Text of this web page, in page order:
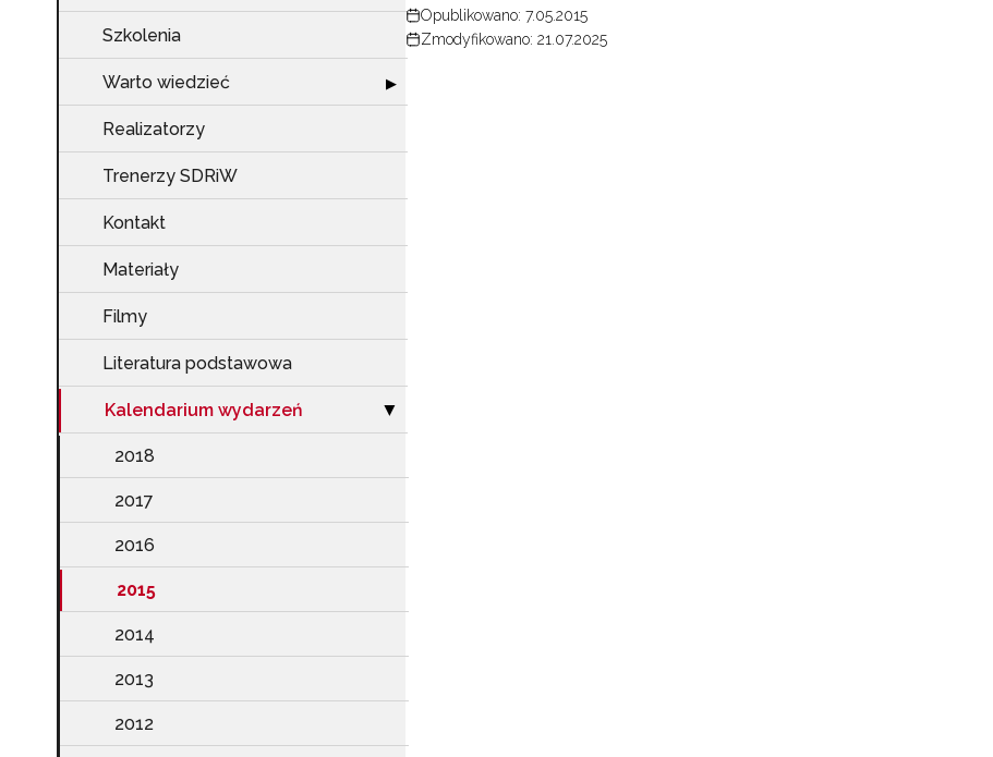
Szkolenia
Warto wiedzieć Rozwiń sekcję "Warto wiedzieć"
▶
Realizatorzy
Trenerzy SDRiW
Kontakt
Materiały
Filmy
Literatura podstawowa
Kalendarium wydarzeń Zwiń sekcję "Kalendarium wydarzeń"
▶
2018
2017
2016
2015
2014
2013
2012
Opublikowano: 7.05.2015
Zmodyfikowano: 21.07.2025